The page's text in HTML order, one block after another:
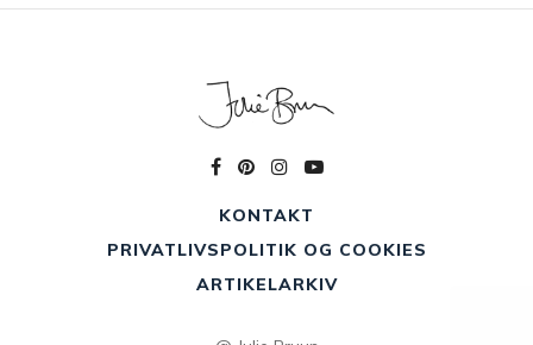
KONTAKT
PRIVATLIVSPOLITIK OG COOKIES
ARTIKELARKIV